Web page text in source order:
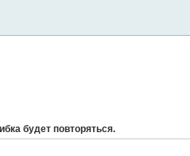
будет повторяться.